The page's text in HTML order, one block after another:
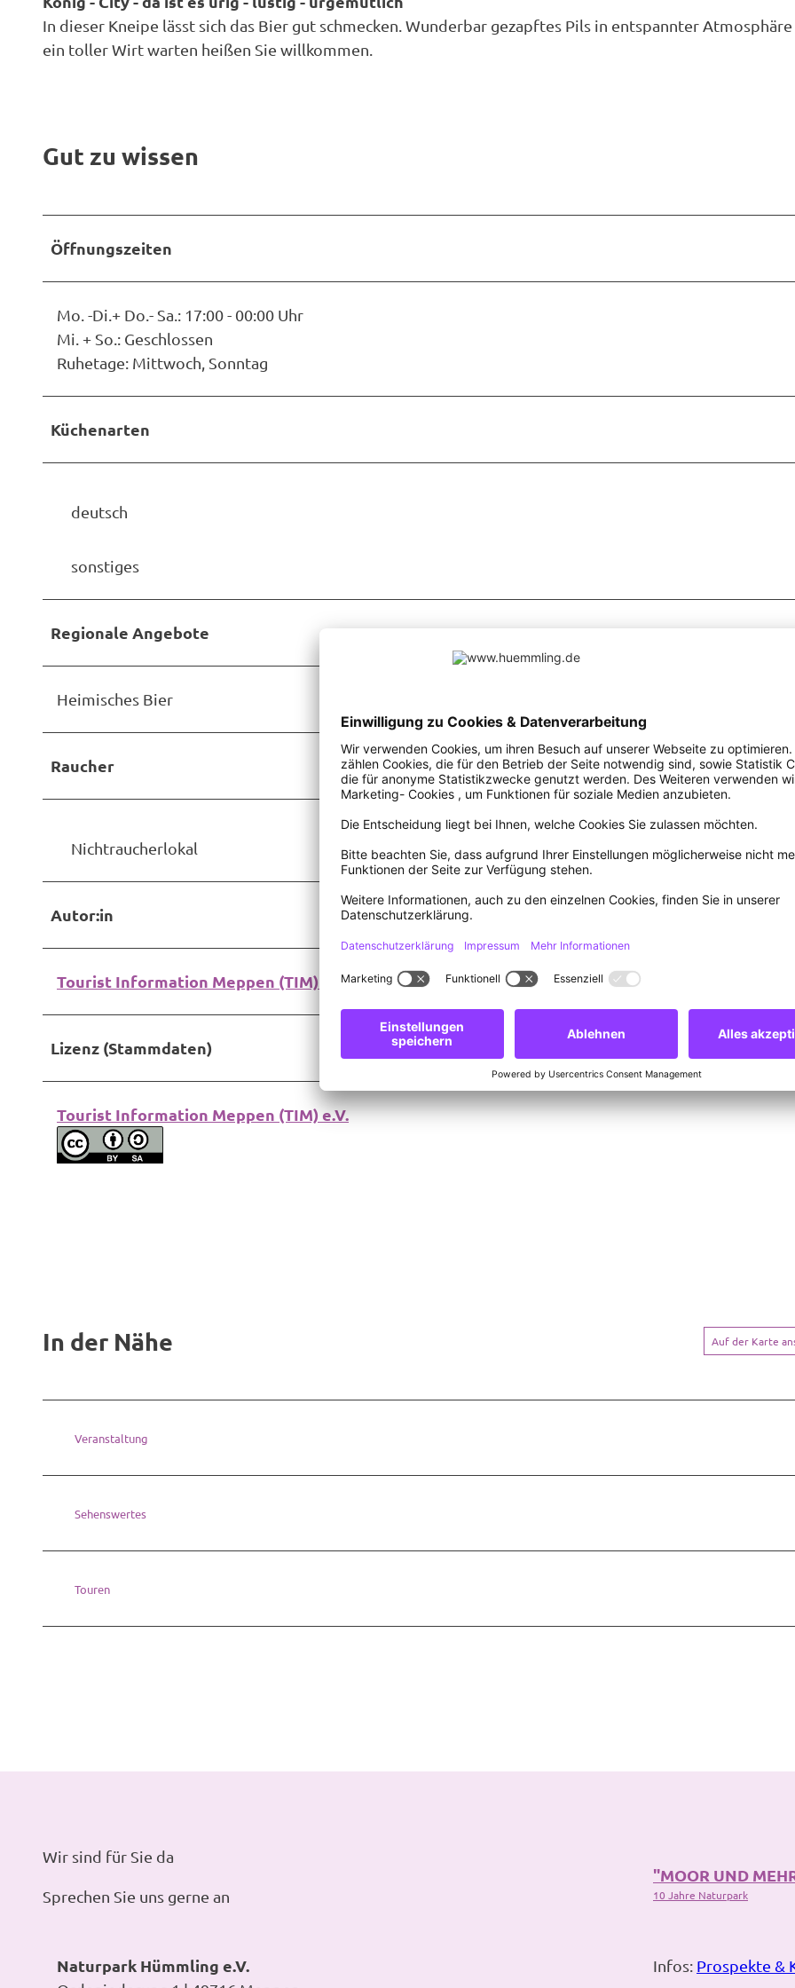
iIn dieser Kneipe lässt sich das Bier gut schmecken. Wunderbar gezapftes Pils in entspannter
ein toller Wirt warten heißen Sie willkommen.
Gut zu wissen
Öffnungszeiten
Mo. -Di.+ Do.- Sa.: 17:00 - 00:00 Uhr
Mi. + So.: Geschlossen
Ruhetage: Mittwoch, Sonntag
Küchenarten
deutsch
sonstiges
Regionale Angebote
Heimisches Bier
Raucher
Nichtraucherlokal
Autor:in
Tourist Information Meppen (TIM) e.V.
Lizenz (Stammdaten)
Tourist Information Meppen (TIM) e.V.
In der Nähe Auf der Karte
Veranstaltung
Sehenswertes
Touren
Wir sind für Sie da
Sprechen Sie uns gerne an
"MOOR UND
10 Jahre Naturpark
Naturpark Hümmling e.V. Infos: Prospekte &